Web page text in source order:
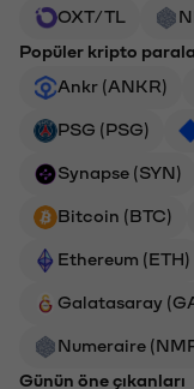
OXT/TL
Popüler kripto
Ankr (ANKR)
PSG (PSG)
Synapse (SYN)
Bitcoin (BTC)
Ethereum (ETH)
Galatasaray
Numeraire
Günün öne çıkanları